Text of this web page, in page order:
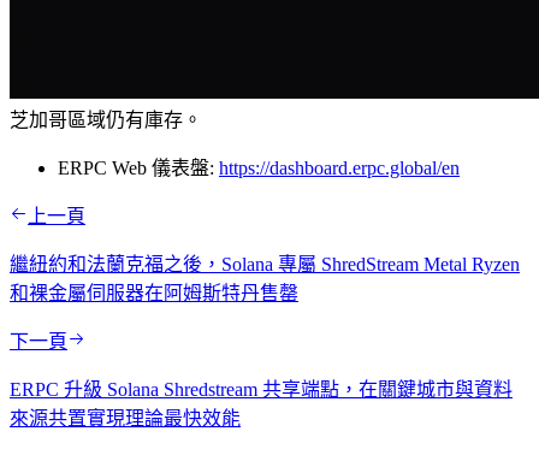
芝加哥區域仍有庫存。
ERPC Web 儀表盤: https://dashboard.erpc.global/en
上一頁
繼紐約和法蘭克福之後，Solana 專屬 ShredStream Metal Ryzen
和裸金屬伺服器在阿姆斯特丹售罄
下一頁
ERPC 升級 Solana Shredstream 共享端點，在關鍵城市與資料
來源共置實現理論最快效能